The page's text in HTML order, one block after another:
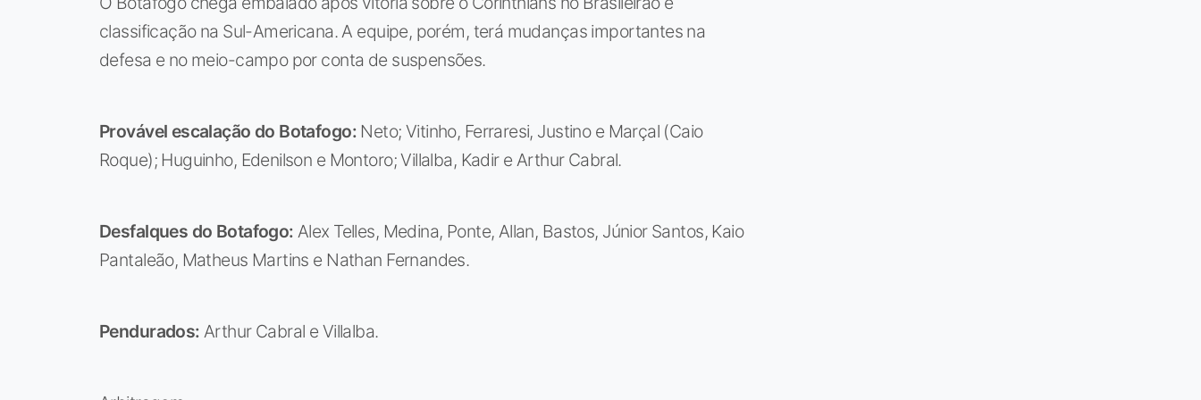
classificação na Sul-Americana. A equipe, porém, terá mudanças importantes na
defesa e no meio-campo por conta de suspensões.
Provável escalação do Botafogo: Neto; Vitinho, Ferraresi, Justino e Marçal (Caio
Roque); Huguinho, Edenilson e Montoro; Villalba, Kadir e Arthur Cabral.
Desfalques do Botafogo: Alex Telles, Medina, Ponte, Allan, Bastos, Júnior Santos, Kaio
Pantaleão, Matheus Martins e Nathan Fernandes.
Pendurados: Arthur Cabral e Villalba.